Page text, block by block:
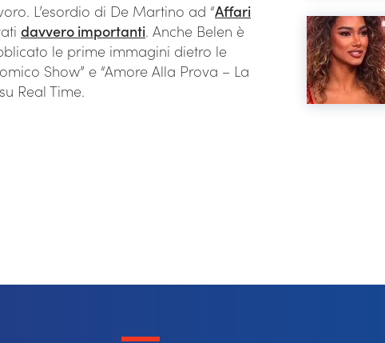
L’esordio di De Martino ad “Affari
davvero importanti. Anche Belen è
le prime immagini dietro le
Show” e “Amore Alla Prova – La
Real Time.